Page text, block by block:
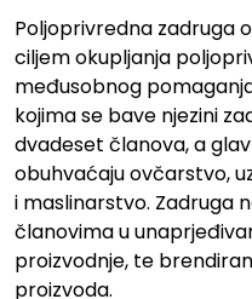
Poljoprivredna zadruga
ciljem okupljanja
međusobnog
kojima se bave njezini
dvadeset članova, a
obuhvaćaju ovčarstvo,
i maslinarstvo. Zadruga
članovima u
proizvodnje, te
proizvoda.